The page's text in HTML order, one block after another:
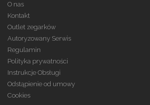
O nas
Kontakt
Outlet zegarków
Autoryzowany Serwis
Regulamin
Polityka prywatności
Instrukcje Obsługi
Odstąpienie od umowy
Cookies